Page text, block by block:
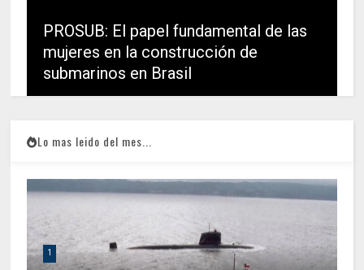
PROSUB: El papel fundamental de las
mujeres en la construcción de
submarinos en Brasil
Lo mas leido del mes...
1